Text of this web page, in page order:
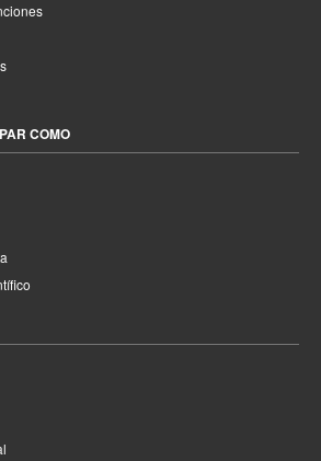
COMO